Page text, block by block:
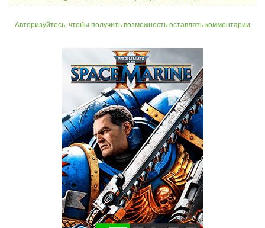
Авторизуйтесь, чтобы получить возможность оставлять комментарии